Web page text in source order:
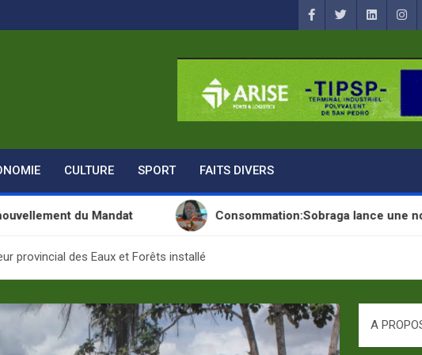
CULTURE SPORT FAITS DIVERS
Mandat Consommation:Sobraga lance une nouvelle
provincial des Eaux et Forêts installé
A